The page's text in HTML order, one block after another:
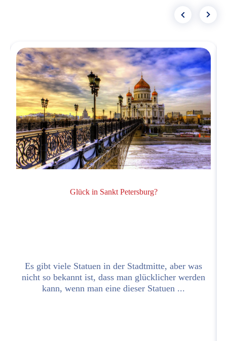
Glück in Sankt Petersburg?
Es gibt viele Statuen in der Stadtmitte, aber was
nicht so bekannt ist, dass man glücklicher werden
kann, wenn man eine dieser Statuen ...